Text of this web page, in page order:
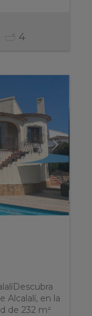
4
Alcalalí, en la
de 232 m²